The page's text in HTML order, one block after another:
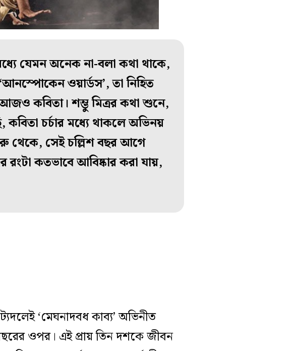
যেমন অনেক না-বলা কথা থাকে,
ওয়ার্ডস’, তা নিহিত
আজও কবিতা। শম্ভু মিত্রর কথা শুনে,
চর্চার মধ্যে থাকলে অভিনয়
থেকে, সেই চল্লিশ বছর আগে
কতভাবে আবিষ্কার করা যায়,
‘মেঘনাদবধ কাব‍্য’ অভিনীত
ওপর। এই প্রায় তিন দশকে জীবন